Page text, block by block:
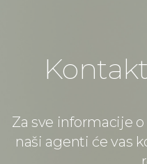
Za sve informacije
naši agenti će vas